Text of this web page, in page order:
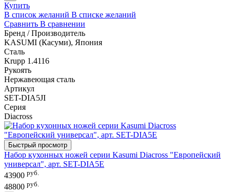
Купить
В список желаний В списке желаний
Сравнить В сравнении
Бренд / Производитель
KASUMI (Касуми), Япония
Сталь
Krupp 1.4116
Рукоять
Нержавеющая сталь
Артикул
SET-DIA5JI
Серия
Diacross
Быстрый просмотр
Набор кухонных ножей серии Kasumi Diacross "Европейский
универсал", арт. SET-DIA5E
43900 руб.
48800 руб.